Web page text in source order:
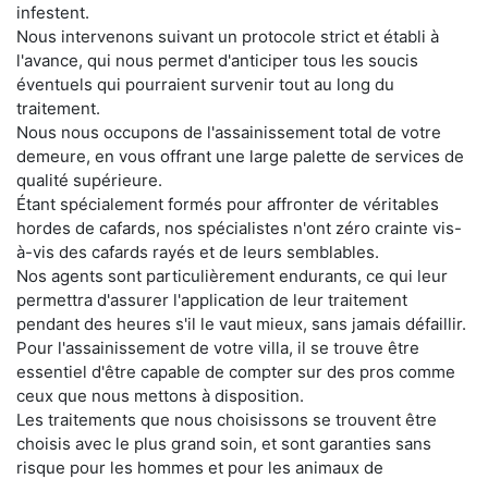
infestent.
Nous intervenons suivant un protocole strict et établi à
l'avance, qui nous permet d'anticiper tous les soucis
éventuels qui pourraient survenir tout au long du
traitement.
Nous nous occupons de l'assainissement total de votre
demeure, en vous offrant une large palette de services de
qualité supérieure.
Étant spécialement formés pour affronter de véritables
hordes de cafards, nos spécialistes n'ont zéro crainte vis-
à-vis des cafards rayés et de leurs semblables.
Nos agents sont particulièrement endurants, ce qui leur
permettra d'assurer l'application de leur traitement
pendant des heures s'il le vaut mieux, sans jamais défaillir.
Pour l'assainissement de votre villa, il se trouve être
essentiel d'être capable de compter sur des pros comme
ceux que nous mettons à disposition.
Les traitements que nous choisissons se trouvent être
choisis avec le plus grand soin, et sont garanties sans
risque pour les hommes et pour les animaux de